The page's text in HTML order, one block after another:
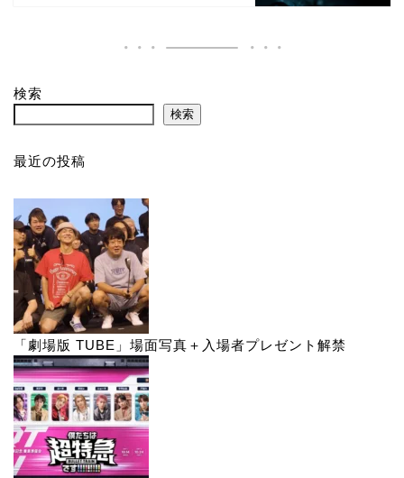
検索
検索
最近の投稿
「劇場版 TUBE」場面写真＋入場者プレゼント解禁